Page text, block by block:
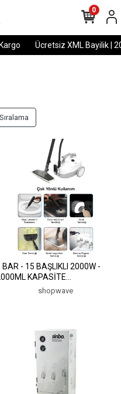
Ücretsiz XML Bayilik |
0
Sıralama
BAR - 15 BAŞLIKLI 2000W -
KAPASİTE
PROFESYONEL BUHARLI
TEMİZLEYİCİ SSC-6428 (5047)
shopwave